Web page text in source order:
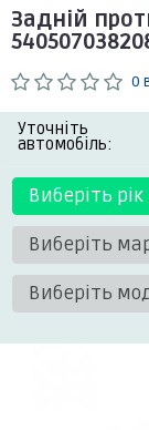
Задній
0
Уточніть
автомобіль:
Виберіть рік
Виберіть
Виберіть